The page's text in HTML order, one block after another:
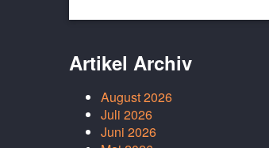
Artikel Archiv
August 2026
Juli 2026
Juni 2026